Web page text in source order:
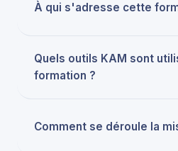
À qui s'adresse cette
Quels outils KAM sont
formation ?
Comment se déroule la